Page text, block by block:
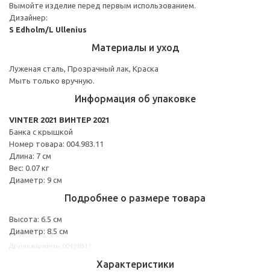
Вымойте изделие перед первым использованием.
Дизайнер:
S Edholm/L Ullenius
Материалы и уход
Луженая сталь, Прозрачный лак, Краска
Мыть только вручную.
Информация об упаковке
VINTER 2021 ВИНТЕР 2021
Банка с крышкой
Номер товара: 004.983.11
Длина: 7 см
Вес: 0.07 кг
Диаметр: 9 см
Подробнее о размере товара
Высота: 6.5 см
Диаметр: 8.5 см
Характеристики